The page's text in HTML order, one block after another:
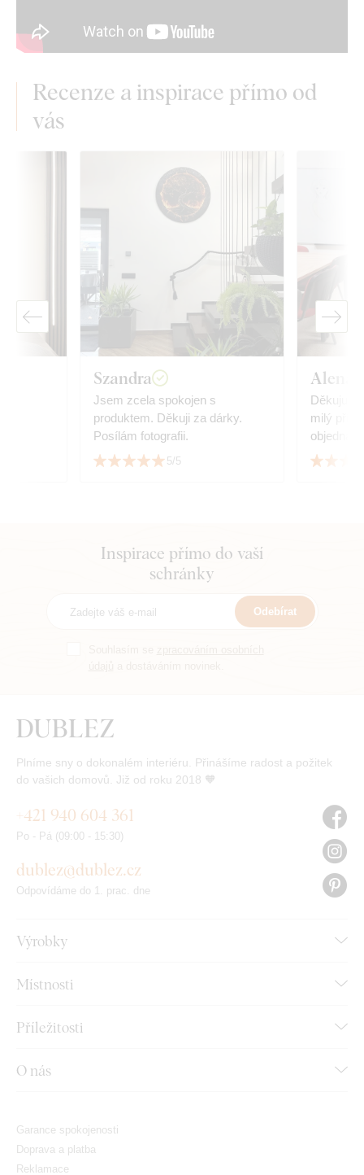
Recenze a inspirace přímo od
vás
Szandra
Jsem zcela spokojen s
produktem. Děkuji za dárky.
Posílám fotografii.
5/5
Alena
Děkuju
milý
objednávky. Mandala
Inspirace přímo do vaší
schránky
Odebírat
Plníme sny o dokonalém interiéru. Přinášíme radost a požitek
do vašich domovů. Již od roku 2018 🧡
Výrobky
Místnosti
Příležitosti
O nás
+421 940 604 361
Po - Pá (09:00 - 15:30)
dublez@dublez.cz
Odpovídáme do 1. prac. dne
Garance spokojenosti
Doprava a platba
Reklamace